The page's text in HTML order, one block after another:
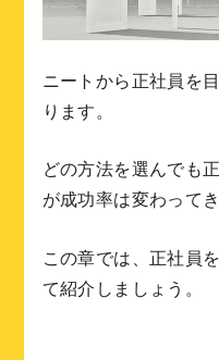
ニートから正社員を
ります。
どの方法を選んでも
が成功率は変わってき
この章では、正社員
て紹介しましょう。